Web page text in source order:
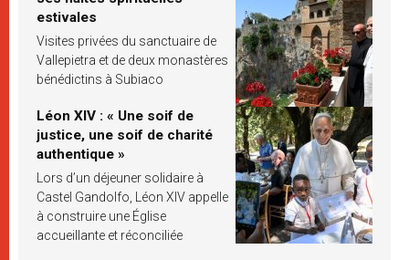
estivales
Visites privées du sanctuaire de
Vallepietra et de deux monastères
bénédictins à Subiaco
Léon XIV : « Une soif de
justice, une soif de charité
authentique »
Lors d’un déjeuner solidaire à
Castel Gandolfo, Léon XIV appelle
à construire une Église
accueillante et réconciliée